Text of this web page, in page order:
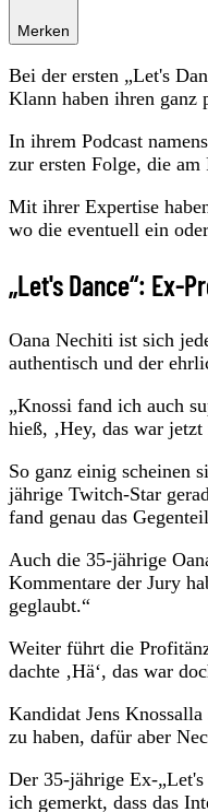
Merken
Bei der ersten „Let's
Klann haben ihren ganz
In ihrem Podcast
zur ersten Folge, die
Mit ihrer Expertise
wo die eventuell ein
„Let's Dance“: Ex-
Oana Nechiti ist sich
authentisch und der
„Knossi fand ich auch
hieß, ‚Hey, das war
So ganz einig scheinen
jährige Twitch-Star
fand genau das
Auch die 35-jährige
Kommentare der Jury
geglaubt.“
Weiter führt die
dachte ‚Hä‘, das war
Kandidat Jens
zu haben, dafür aber
Der 35-jährige Ex-
ich gemerkt, dass das